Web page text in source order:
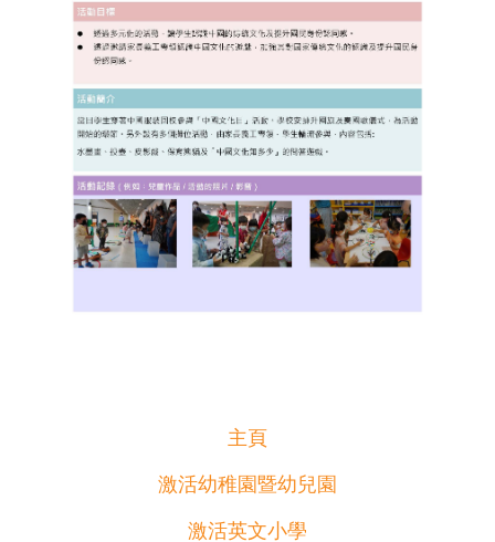
主頁
激活幼稚園暨幼兒園
激活英文小學